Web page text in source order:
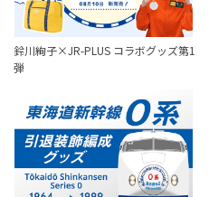
鈴川絢子×JR-PLUS コラボグッズ第1
弾